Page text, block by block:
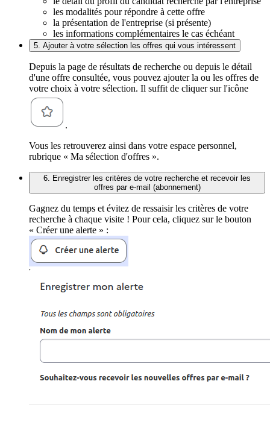
les modalités pour répondre à cette offre
la présentation de l'entreprise (si présente)
les informations complémentaires le cas échéant
5. Ajouter à votre sélection les offres qui vous intéressent
Depuis la page de résultats de recherche ou depuis le détail
d'une offre consultée, vous pouvez ajouter la ou les offres de
votre choix à votre sélection. Il suffit de cliquer sur l'icône
.
Vous les retrouverez ainsi dans votre espace personnel,
rubrique « Ma sélection d'offres ».
6. Enregistrer les critères de votre recherche et recevoir les
offres par e-mail (abonnement)
Gagnez du temps et évitez de ressaisir les critères de votre
recherche à chaque visite ! Pour cela, cliquez sur le bouton
« Créer une alerte » :